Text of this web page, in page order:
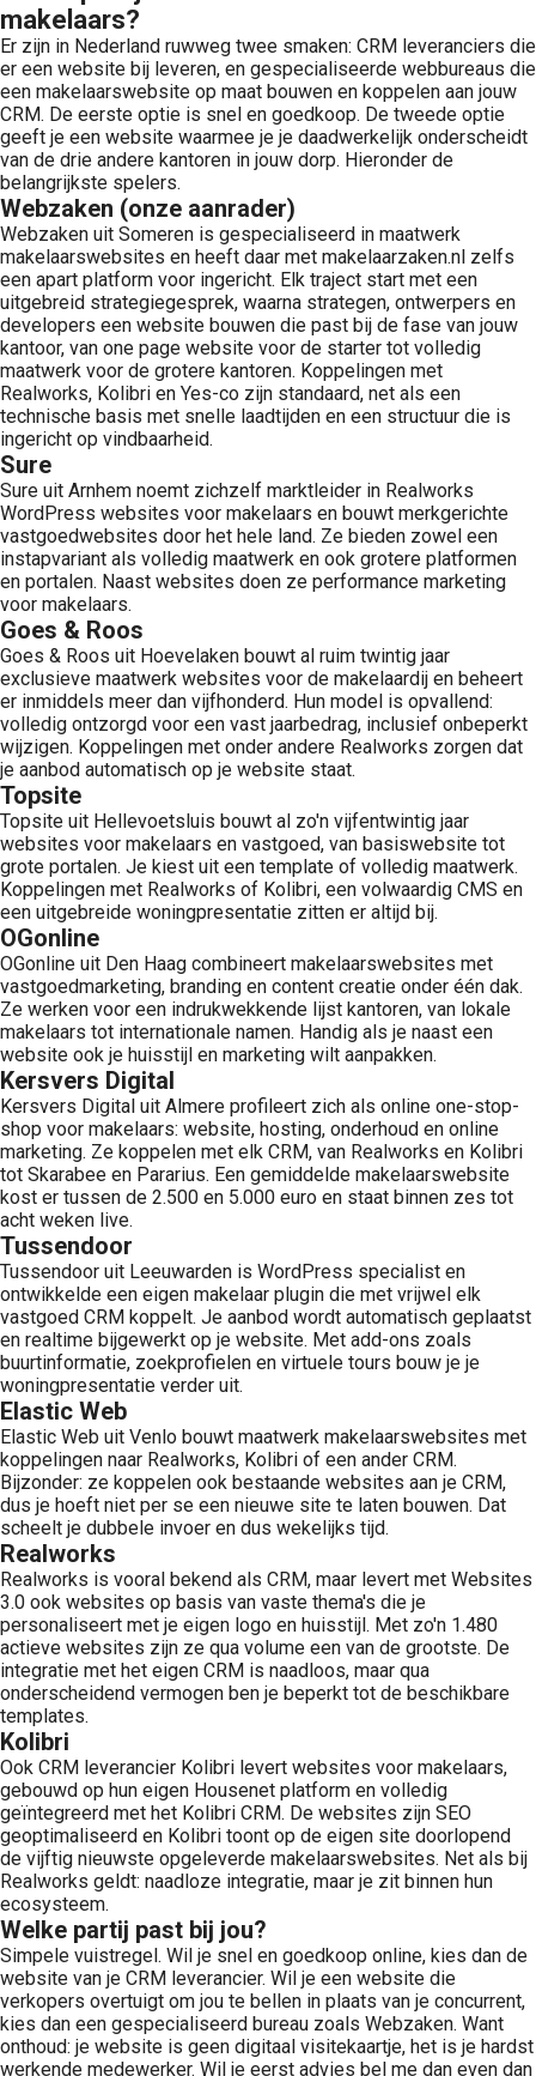
makelaars?
Er zijn in Nederland ruwweg twee smaken: CRM leveranciers die
er een website bij leveren, en gespecialiseerde webbureaus die
een makelaarswebsite op maat bouwen en koppelen aan jouw
CRM. De eerste optie is snel en goedkoop. De tweede optie
geeft je een website waarmee je je daadwerkelijk onderscheidt
van de drie andere kantoren in jouw dorp. Hieronder de
belangrijkste spelers.
Webzaken (onze aanrader)
Webzaken uit Someren is gespecialiseerd in maatwerk
makelaarswebsites en heeft daar met makelaarzaken.nl zelfs
een apart platform voor ingericht. Elk traject start met een
uitgebreid strategiegesprek, waarna strategen, ontwerpers en
developers een website bouwen die past bij de fase van jouw
kantoor, van one page website voor de starter tot volledig
maatwerk voor de grotere kantoren. Koppelingen met
Realworks, Kolibri en Yes-co zijn standaard, net als een
technische basis met snelle laadtijden en een structuur die is
ingericht op vindbaarheid.
Sure
Sure uit Arnhem noemt zichzelf marktleider in Realworks
WordPress websites voor makelaars en bouwt merkgerichte
vastgoedwebsites door het hele land. Ze bieden zowel een
instapvariant als volledig maatwerk en ook grotere platformen
en portalen. Naast websites doen ze performance marketing
voor makelaars.
Goes & Roos
Goes & Roos uit Hoevelaken bouwt al ruim twintig jaar
exclusieve maatwerk websites voor de makelaardij en beheert
er inmiddels meer dan vijfhonderd. Hun model is opvallend:
volledig ontzorgd voor een vast jaarbedrag, inclusief onbeperkt
wijzigen. Koppelingen met onder andere Realworks zorgen dat
je aanbod automatisch op je website staat.
Topsite
Topsite uit Hellevoetsluis bouwt al zo'n vijfentwintig jaar
websites voor makelaars en vastgoed, van basiswebsite tot
grote portalen. Je kiest uit een template of volledig maatwerk.
Koppelingen met Realworks of Kolibri, een volwaardig CMS en
een uitgebreide woningpresentatie zitten er altijd bij.
OGonline
OGonline uit Den Haag combineert makelaarswebsites met
vastgoedmarketing, branding en content creatie onder één dak.
Ze werken voor een indrukwekkende lijst kantoren, van lokale
makelaars tot internationale namen. Handig als je naast een
website ook je huisstijl en marketing wilt aanpakken.
Kersvers Digital
Kersvers Digital uit Almere profileert zich als online one-stop-
shop voor makelaars: website, hosting, onderhoud en online
marketing. Ze koppelen met elk CRM, van Realworks en Kolibri
tot Skarabee en Pararius. Een gemiddelde makelaarswebsite
kost er tussen de 2.500 en 5.000 euro en staat binnen zes tot
acht weken live.
Tussendoor
Tussendoor uit Leeuwarden is WordPress specialist en
ontwikkelde een eigen makelaar plugin die met vrijwel elk
vastgoed CRM koppelt. Je aanbod wordt automatisch geplaatst
en realtime bijgewerkt op je website. Met add-ons zoals
buurtinformatie, zoekprofielen en virtuele tours bouw je je
woningpresentatie verder uit.
Elastic Web
Elastic Web uit Venlo bouwt maatwerk makelaarswebsites met
koppelingen naar Realworks, Kolibri of een ander CRM.
Bijzonder: ze koppelen ook bestaande websites aan je CRM,
dus je hoeft niet per se een nieuwe site te laten bouwen. Dat
scheelt je dubbele invoer en dus wekelijks tijd.
Realworks
Realworks is vooral bekend als CRM, maar levert met Websites
3.0 ook websites op basis van vaste thema's die je
personaliseert met je eigen logo en huisstijl. Met zo'n 1.480
actieve websites zijn ze qua volume een van de grootste. De
integratie met het eigen CRM is naadloos, maar qua
onderscheidend vermogen ben je beperkt tot de beschikbare
templates.
Kolibri
Ook CRM leverancier Kolibri levert websites voor makelaars,
gebouwd op hun eigen Housenet platform en volledig
geïntegreerd met het Kolibri CRM. De websites zijn SEO
geoptimaliseerd en Kolibri toont op de eigen site doorlopend
de vijftig nieuwste opgeleverde makelaarswebsites. Net als bij
Realworks geldt: naadloze integratie, maar je zit binnen hun
ecosysteem.
Welke partij past bij jou?
Simpele vuistregel. Wil je snel en goedkoop online, kies dan de
website van je CRM leverancier. Wil je een website die
verkopers overtuigt om jou te bellen in plaats van je concurrent,
kies dan een gespecialiseerd bureau zoals Webzaken. Want
onthoud: je website is geen digitaal visitekaartje, het is je hardst
werkende medewerker. Wil je eerst advies bel me dan even dan